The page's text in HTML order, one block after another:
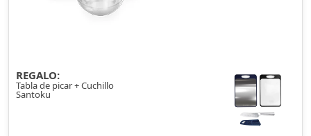
REGALO:
Tabla de picar + Cuchillo
Santoku